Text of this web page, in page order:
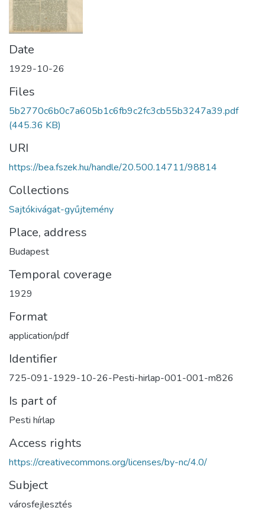
Date
1929-10-26
Files
5b2770c6b0c7a605b1c6fb9c2fc3cb55b3247a39.pdf
(445.36 KB)
URI
https://bea.fszek.hu/handle/20.500.14711/98814
Collections
Sajtókivágat-gyűjtemény
Place, address
Budapest
Temporal coverage
1929
Format
application/pdf
Identifier
725-091-1929-10-26-Pesti-hirlap-001-001-m826
Is part of
Pesti hírlap
Access rights
https://creativecommons.org/licenses/by-nc/4.0/
Subject
városfejlesztés